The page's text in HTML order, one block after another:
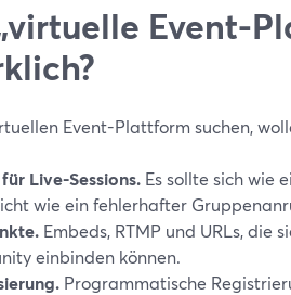
Event-
Event-Plattform suchen,
Live-Sessions. Es sollte sich wie
wie ein fehlerhafter
Embeds, RTMP und URLs, die
einbinden können.
Programmatische